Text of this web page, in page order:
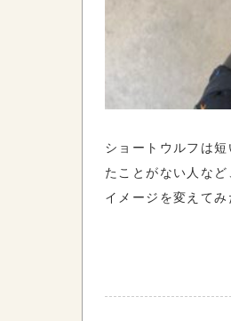
ショートウルフは
たことがない人な
イメージを変えて